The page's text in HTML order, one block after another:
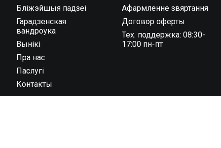
Бліжэйшыя падзеі
Гарадзенская
вандроука
Вынікі
Пра нас
Паслугі
Контакты
Афармленне звяртання
Договор оферты
Тех. поддержка: 08:30-
17:00 пн-пт